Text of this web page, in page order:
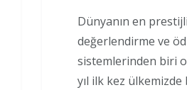
Dünyanın en
değerlendirme ve
sistemlerinden biri
yıl ilk kez